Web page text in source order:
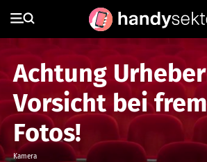
Achtung
Vorsicht bei
Fotos!
Kamera